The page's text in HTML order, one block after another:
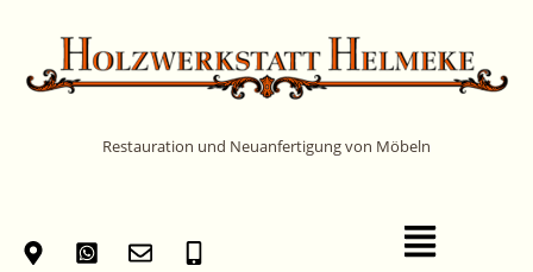
springen
Restauration und Neuanfertigung von Möbeln
Main
Menu